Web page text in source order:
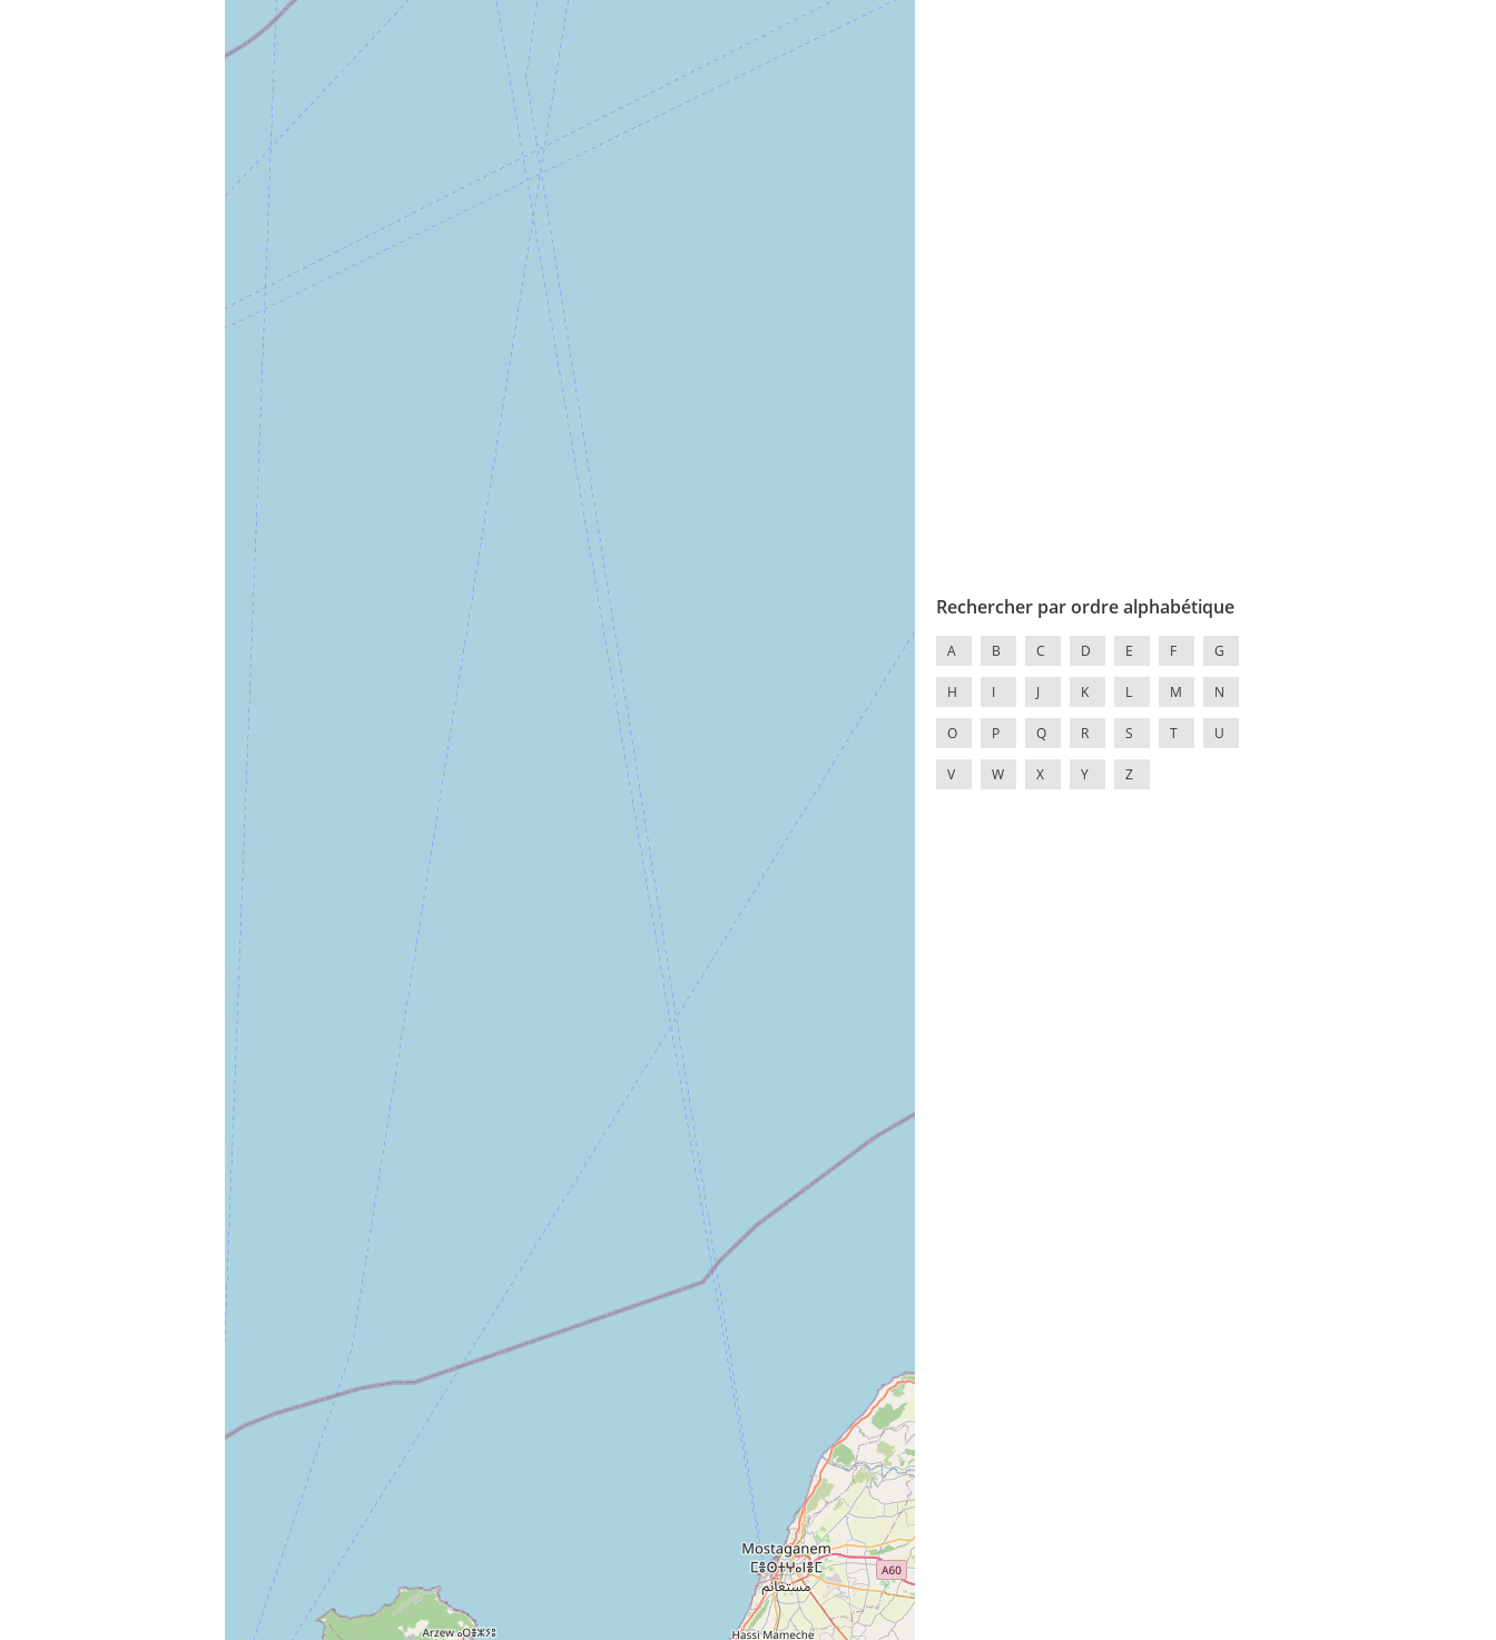
Rechercher par ordre alphabétique
A B C D E F G
H I J K L M N
O P Q R S T U
V W X Y Z